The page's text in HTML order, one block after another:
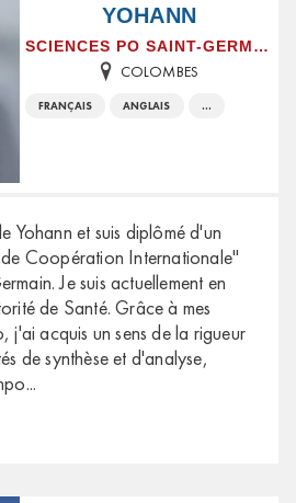
YOHANN
SCIENCES PO SAINT-GERMAIN-EN-LAYE
COLOMBES
FRANÇAIS ANGLAIS ...
Yohann et suis diplômé d'un
Coopération Internationale"
Je suis actuellement en
de Santé. Grâce à mes
j'ai acquis un sens de la rigueur
de synthèse et d'analyse,
...